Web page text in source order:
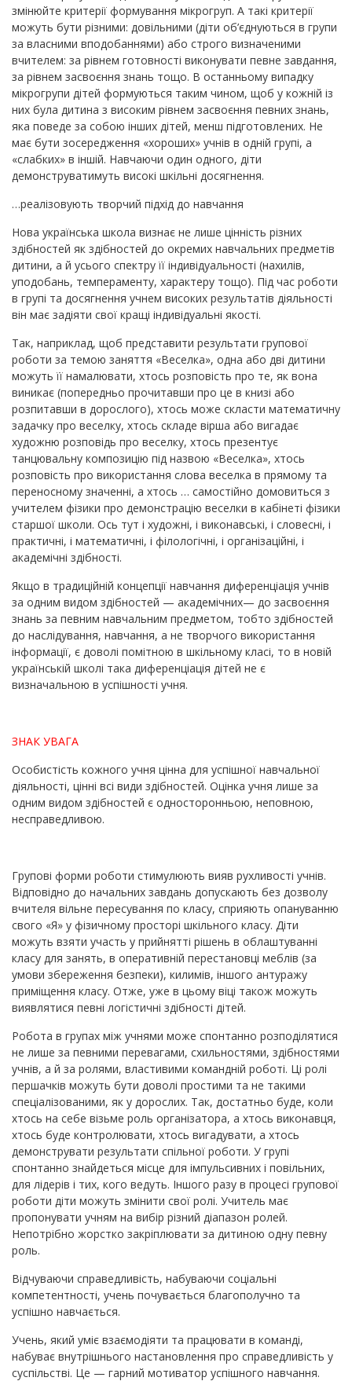
змінюйте критерії формування мікрогруп. А такі критерії
можуть бути різними: довільними (діти об’єднуються в групи
за власними вподобаннями) або строго визначеними
вчителем: за рівнем готовності виконувати певне завдання,
за рівнем засвоєння знань тощо. В останньому випадку
мікрогрупи дітей формуються таким чином, щоб у кожній із
них була дитина з високим рівнем засвоєння певних знань,
яка поведе за собою інших дітей, менш підготовлених. Не
має бути зосередження «хороших» учнів в одній групі, а
«слабких» в іншій. Навчаючи один одного, діти
демонструватимуть високі шкільні досягнення.
…реалізовують творчий підхід до навчання
Нова українська школа визнає не лише цінність різних
здібностей як здібностей до окремих навчальних предметів
дитини, а й усього спектру її індивідуальності (нахилів,
уподобань, темпераменту, характеру тощо). Під час роботи
в групі та досягнення учнем високих результатів діяльності
він має задіяти свої кращі індивідуальні якості.
Так, наприклад, щоб представити результати групової
роботи за темою заняття «Веселка», одна або дві дитини
можуть її намалювати, хтось розповість про те, як вона
виникає (попередньо прочитавши про це в книзі або
розпитавши в дорослого), хтось може скласти математичну
задачку про веселку, хтось складе вірша або вигадає
художню розповідь про веселку, хтось презентує
танцювальну композицію під назвою «Веселка», хтось
розповість про використання слова веселка в прямому та
переносному значенні, а хтось … самостійно домовиться з
учителем фізики про демонстрацію веселки в кабінеті фізики
старшої школи. Ось тут і художні, і виконавські, і словесні, і
практичні, і математичні, і філологічні, і організаційні, і
академічні здібності.
Якщо в традиційній концепції навчання диференціація учнів
за одним видом здібностей — академічних— до засвоєння
знань за певним навчальним предметом, тобто здібностей
до наслідування, навчання, а не творчого використання
інформації, є доволі помітною в шкільному класі, то в новій
українській школі така диференціація дітей не є
визначальною в успішності учня.
ЗНАК УВАГА
Особистість кожного учня цінна для успішної навчальної
діяльності, цінні всі види здібностей. Оцінка учня лише за
одним видом здібностей є односторонньою, неповною,
несправедливою.
Групові форми роботи стимулюють вияв рухливості учнів.
Відповідно до начальних завдань допускають без дозволу
вчителя вільне пересування по класу, сприяють опануванню
свого «Я» у фізичному просторі шкільного класу. Діти
можуть взяти участь у прийнятті рішень в облаштуванні
класу для занять, в оперативній перестановці меблів (за
умови збереження безпеки), килимів, іншого антуражу
приміщення класу. Отже, уже в цьому віці також можуть
виявлятися певні логістичні здібності дітей.
Робота в групах між учнями може спонтанно розподілятися
не лише за певними перевагами, схильностями, здібностями
учнів, а й за ролями, властивими командній роботі. Ці ролі
першачків можуть бути доволі простими та не такими
спеціалізованими, як у дорослих. Так, достатньо буде, коли
хтось на себе візьме роль організатора, а хтось виконавця,
хтось буде контролювати, хтось вигадувати, а хтось
демонструвати результати спільної роботи. У групі
спонтанно знайдеться місце для імпульсивних і повільних,
для лідерів і тих, кого ведуть. Іншого разу в процесі групової
роботи діти можуть змінити свої ролі. Учитель має
пропонувати учням на вибір різний діапазон ролей.
Непотрібно жорстко закріплювати за дитиною одну певну
роль.
Відчуваючи справедливість, набуваючи соціальні
компетентності, учень почувається благополучно та
успішно навчається.
Учень, який уміє взаємодіяти та працювати в команді,
набуває внутрішнього настановлення про справедливість у
суспільстві. Це — гарний мотиватор успішного навчання.